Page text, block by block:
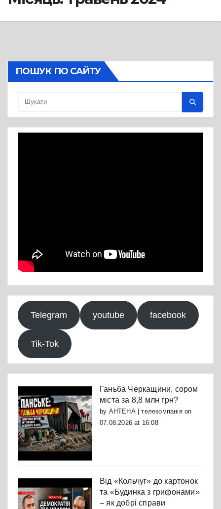
ПОШУК ПО САЙТУ
Telegram youtube facebook
Tik-Tok
Ганьба Черкащини, сором
міста за 8,8 млн грн?
by АНТЕНА | телекомпаніяon
07.08.2026 at 16:08
Від «Кольчуг» до картонок
та «Будинка з грифонами»
– як добрі справи